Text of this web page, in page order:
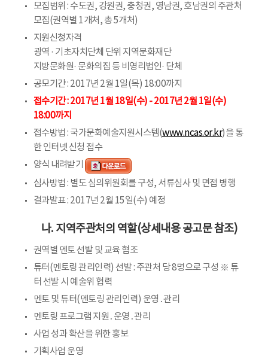
모집범위 : 수도권, 강원권, 충청권, 영남권, 호남권의 주관처
모집(권역별 1개처, 총 5개처)
지원신청자격
광역 · 기초자치단체 단위 지역문화재단
지방문화원· 문화의집 등 비영리법인· 단체
공모기간 : 2017년 2월 1일(목) 18:00까지
접수기간 : 2017년 1월 18일(수) - 2017년 2월 1일(수)
18:00까지
접수방법 : 국가문화예술지원시스템(www.ncas.or.kr)을 통
한 인터넷 신청 접수
양식 내려받기
심사방법 : 별도 심의위원회를 구성, 서류심사 및 면접 병행
결과발표 : 2017년 2월 15일(수) 예정
나. 지역주관처의 역할(상세내용 공고문 참조)
권역별 멘토 선발 및 교육 협조
튜터(멘토링 관리인력) 선발 : 주관처 당 8명으로 구성 ※ 튜
터 선발 시 예술위 협력
멘토 및 튜터(멘토링 관리인력) 운영․관리
멘토링 프로그램 지원․운영․관리
사업 성과 확산을 위한 홍보
기획사업 운영